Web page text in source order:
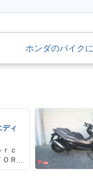
ホンダのバイク
ィ
ｃ
Ｒ